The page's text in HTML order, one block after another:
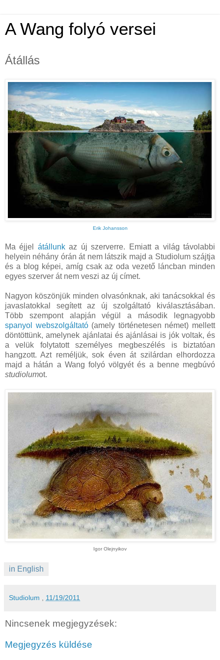
A Wang folyó versei
Átállás
Erik Johansson
Ma éjjel átállunkaz új szerverre. Emiatt a világ távolabbi
helyein néhány órán át nem látszik majd a Studiolum szájtja
és a blog képei, amíg csak az oda vezető láncban minden
egyes szerver át nem veszi az új címet.
Nagyon köszönjük minden olvasónknak, aki tanácsokkal és
javaslatokkal segített az új szolgáltató kiválasztásában.
Több szempont alapján végül a második legnagyobb
spanyol webszolgáltató(amely történetesen német) mellett
döntöttünk, amelynek ajánlatai és ajánlásai is jók voltak, és
a velük folytatott személyes megbeszélés is biztatóan
hangzott. Azt reméljük, sok éven át szilárdan elhordozza
majd a hátán a Wang folyó völgyét és a benne megbúvó
studiolumot.
Igor Olejnyikov
in English
Studiolum 11/19/2011
Nincsenek megjegyzések:
Megjegyzés küldése